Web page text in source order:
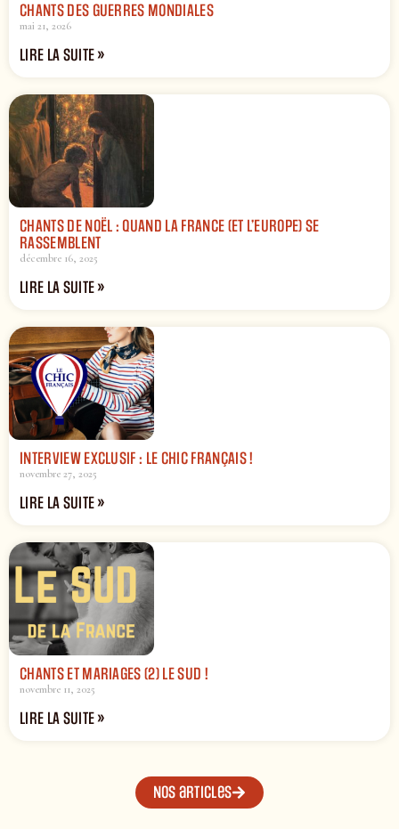
CHANTS DES GUERRES MONDIALES
mai 21, 2026
LIRE LA SUITE »
CHANTS DE NOËL : QUAND LA FRANCE (ET L’EUROPE) SE
RASSEMBLENT
décembre 16, 2025
LIRE LA SUITE »
INTERVIEW EXCLUSIF : LE CHIC FRANÇAIS !
novembre 27, 2025
LIRE LA SUITE »
CHANTS ET MARIAGES (2) LE SUD !
novembre 11, 2025
LIRE LA SUITE »
Nos articles